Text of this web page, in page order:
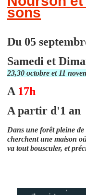
sons
Du 05
Samedi et
23,30 octobre et 11
A 17h
A partir d'1 an
Dans une forêt pleine
cherchent une maison
va tout bousculer, et